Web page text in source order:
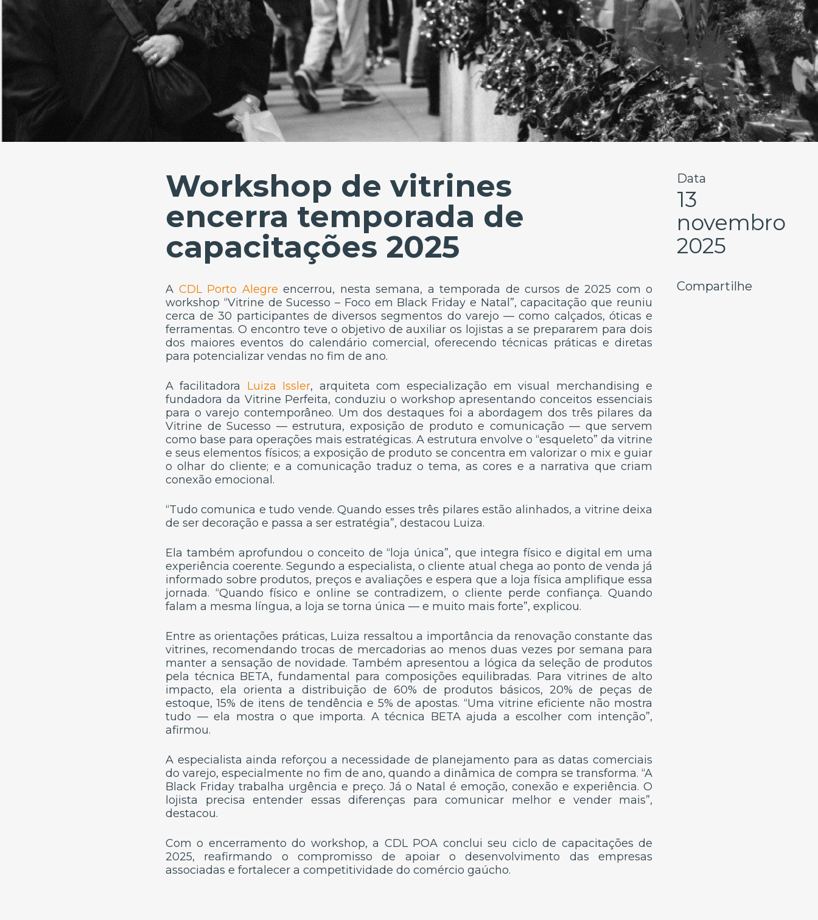
Workshop de vitrines
encerra temporada de
capacitações 2025
A CDL Porto Alegre encerrou, nesta semana, a temporada de cursos de 2025 com o
workshop “Vitrine de Sucesso – Foco em Black Friday e Natal”, capacitação que reuniu
cerca de 30 participantes de diversos segmentos do varejo — como calçados, óticas e
ferramentas. O encontro teve o objetivo de auxiliar os lojistas a se prepararem para dois
dos maiores eventos do calendário comercial, oferecendo técnicas práticas e diretas
para potencializar vendas no fim de ano.
A facilitadora Luiza Issler, arquiteta com especialização em visual merchandising e
fundadora da Vitrine Perfeita, conduziu o workshop apresentando conceitos essenciais
para o varejo contemporâneo. Um dos destaques foi a abordagem dos três pilares da
Vitrine de Sucesso — estrutura, exposição de produto e comunicação — que servem
como base para operações mais estratégicas. A estrutura envolve o “esqueleto” da vitrine
e seus elementos físicos; a exposição de produto se concentra em valorizar o mix e guiar
o olhar do cliente; e a comunicação traduz o tema, as cores e a narrativa que criam
conexão emocional.
“Tudo comunica e tudo vende. Quando esses três pilares estão alinhados, a vitrine deixa
de ser decoração e passa a ser estratégia”, destacou Luiza.
Ela também aprofundou o conceito de “loja única”, que integra físico e digital em uma
experiência coerente. Segundo a especialista, o cliente atual chega ao ponto de venda já
informado sobre produtos, preços e avaliações e espera que a loja física amplifique essa
jornada. “Quando físico e online se contradizem, o cliente perde confiança. Quando
falam a mesma língua, a loja se torna única — e muito mais forte”, explicou.
Entre as orientações práticas, Luiza ressaltou a importância da renovação constante das
vitrines, recomendando trocas de mercadorias ao menos duas vezes por semana para
manter a sensação de novidade. Também apresentou a lógica da seleção de produtos
pela técnica BETA, fundamental para composições equilibradas. Para vitrines de alto
impacto, ela orienta a distribuição de 60% de produtos básicos, 20% de peças de
estoque, 15% de itens de tendência e 5% de apostas. “Uma vitrine eficiente não mostra
tudo — ela mostra o que importa. A técnica BETA ajuda a escolher com intenção”,
afirmou.
A especialista ainda reforçou a necessidade de planejamento para as datas comerciais
do varejo, especialmente no fim de ano, quando a dinâmica de compra se transforma. “A
Black Friday trabalha urgência e preço. Já o Natal é emoção, conexão e experiência. O
lojista precisa entender essas diferenças para comunicar melhor e vender mais”,
destacou.
Com o encerramento do workshop, a CDL POA conclui seu ciclo de capacitações de
2025, reafirmando o compromisso de apoiar o desenvolvimento das empresas
associadas e fortalecer a competitividade do comércio gaúcho.
Data
13
novembro
2025
Compartilhe